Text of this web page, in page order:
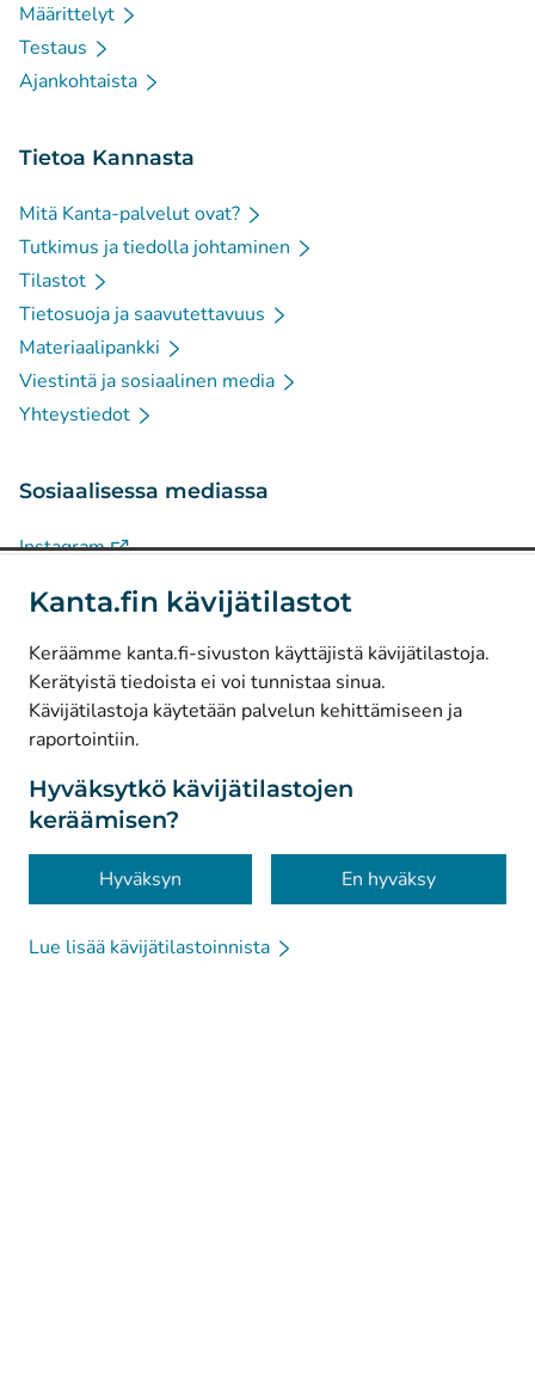
Kanta.fin kävijätilastot
Keräämme kanta.fi-sivuston käyttäjistä kävijätilastoja.
Kerätyistä tiedoista ei voi tunnistaa sinua.
Kävijätilastoja käytetään palvelun kehittämiseen ja
raportointiin.
Hyväksytkö kävijätilastojen
keräämisen?
Hyväksyn En hyväksy
Lue lisää kävijätilastoinnista
Määrittelyt
Testaus
Ajankohtaista
Tietoa Kannasta
Mitä Kanta-palvelut ovat?
Tutkimus ja tiedolla johtaminen
Tilastot
Tietosuoja ja saavutettavuus
Materiaalipankki
Viestintä ja sosiaalinen media
Yhteystiedot
Sosiaalisessa mediassa
Instagram(Avautuu uuteen välilehteen)
Facebook(Avautuu uuteen välilehteen)
© Kanta-Palvelut, Kansaneläkelaitos
Tietosuoja
Tietoa sivustosta
Saavutettavuus
Evästeet